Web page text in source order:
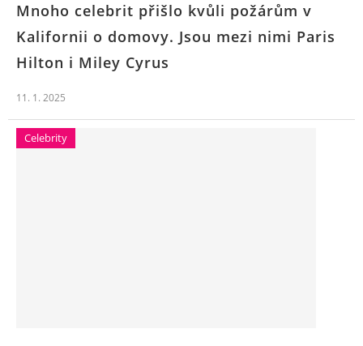
Mnoho celebrit přišlo kvůli požárům v
Kalifornii o domovy. Jsou mezi nimi Paris
Hilton i Miley Cyrus
11. 1. 2025
Celebrity